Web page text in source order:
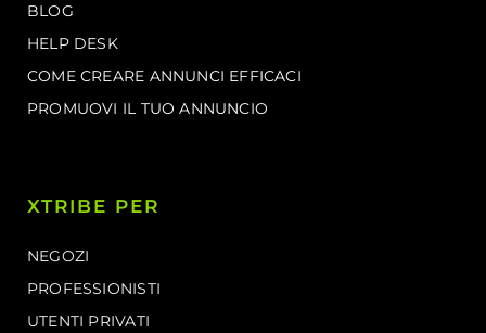
BLOG
HELP DESK
COME CREARE ANNUNCI EFFICACI
PROMUOVI IL TUO ANNUNCIO
XTRIBE PER
NEGOZI
PROFESSIONISTI
UTENTI PRIVATI